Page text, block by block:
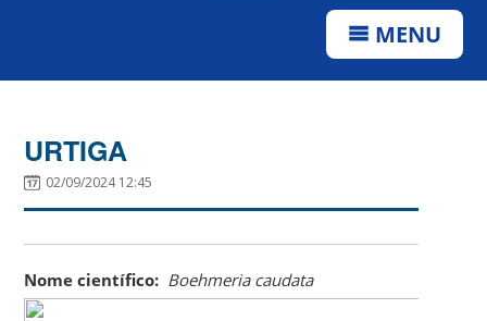
MENU
URTIGA
02/09/2024 12:45
Nome científico: Boehmeria caudata